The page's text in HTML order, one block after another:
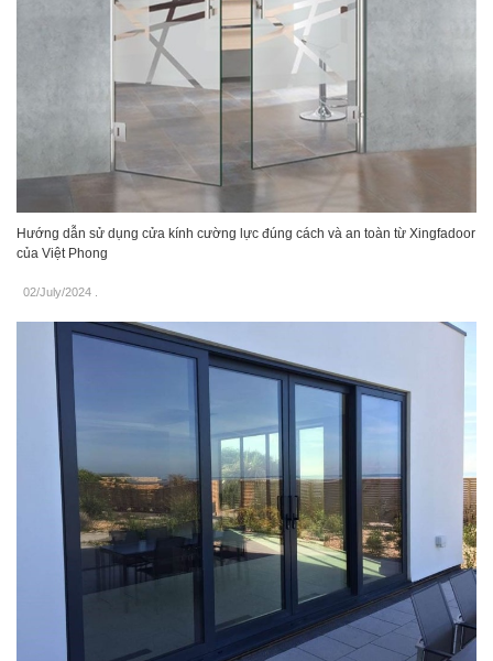
Hướng dẫn sử dụng cửa kính cường lực đúng cách và an toàn từ Xingfadoor
của Việt Phong
02/July/2024